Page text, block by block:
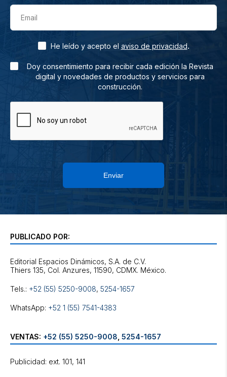
Email
He leído y acepto el aviso de privacidad.
Doy consentimiento para recibir cada edición la Revista
digital y novedades de productos y servicios para
construcción.
Enviar
PUBLICADO POR:
Editorial Espacios Dinámicos, S.A. de C.V.
Tels.: +52 (55) 5250-9008, 5254-1657
WhatsApp: +52 1 (55) 7541-4383
VENTAS: +52 (55) 5250-9008 5254-1657
Publicidad: ext. 101, 141